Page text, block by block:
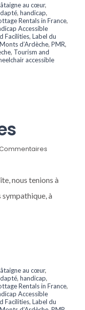
au cœur,
,handicap,
Rentals in France,
Accessible
Facilities,Label du
Monts d’Ardèche,PMR,
, Tourism and
accessible
nous tenions à
à
au cœur,
,handicap,
Rentals in France,
Accessible
Facilities,Label du